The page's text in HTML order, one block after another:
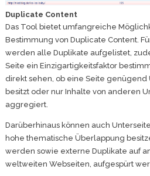
Duplicate Content
Das Tool bietet umfangreiche
Bestimmung von Duplicate Content.
werden alle Duplikate aufgelistet,
Seite ein Einzigartigkeitsfaktor
direkt sehen, ob eine Seite genügend
besitzt oder nur Inhalte von anderen
aggregiert.
Darüberhinaus können auch
hohe thematische Überlappung
werden sowie externe Duplikate auf
weltweiten Webseiten, aufgespürt